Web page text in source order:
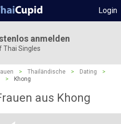
Login
anmelden
Thai Singles
> Thailändische > Dating
>
> Khong
aus Khong